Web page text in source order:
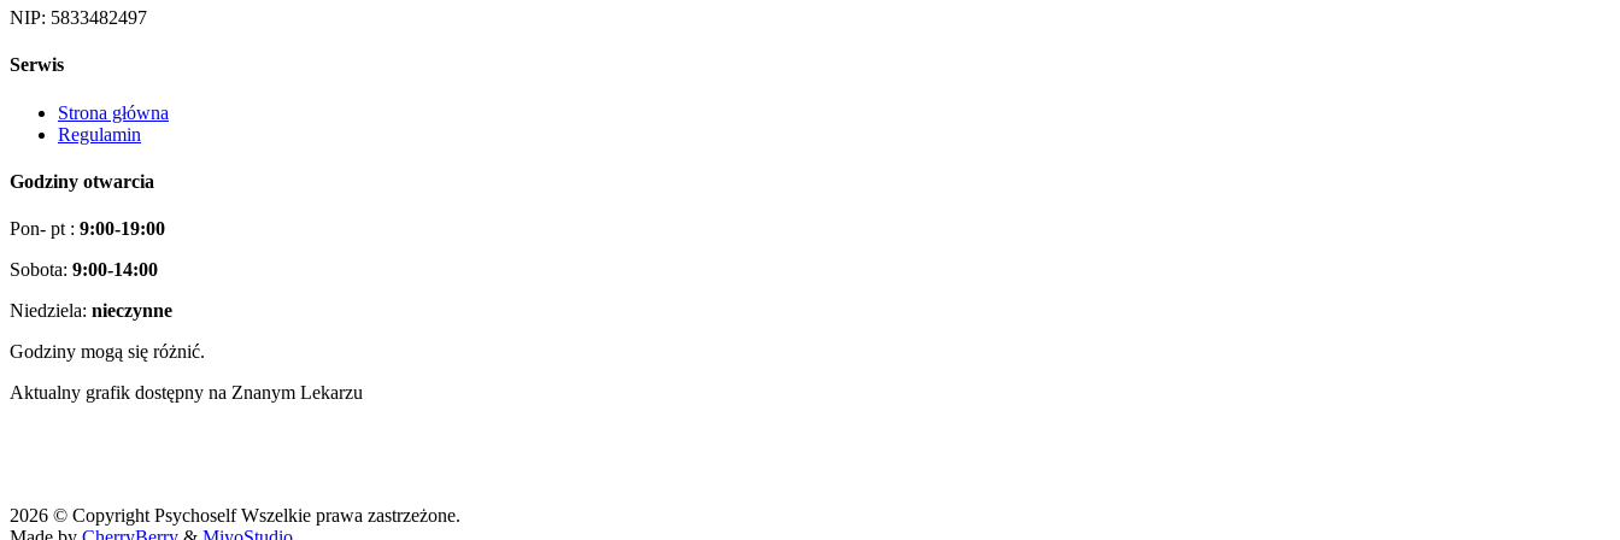
NIP: 5833482497
Serwis
Strona główna
Regulamin
Godziny otwarcia
Pon- pt : 9:00-19:00
Sobota: 9:00-14:00
Niedziela: nieczynne
Godziny mogą się różnić.
Aktualny grafik dostępny na Znanym Lekarzu
2026 © Copyright PsychoselfWszelkie prawa zastrzeżone.